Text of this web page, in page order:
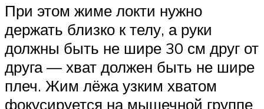
При этом жиме локти нужно
держать близко к телу, а руки
должны быть не шире 30 см друг от
друга — хват должен быть не шире
плеч. Жим лёжа узким хватом
фокусируется на мышечной группе